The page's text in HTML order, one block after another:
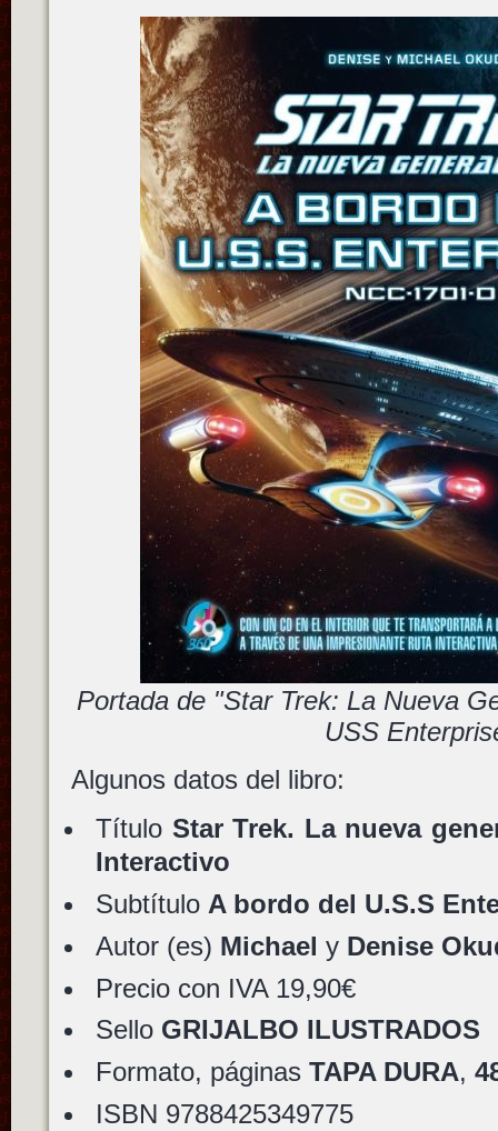
Portada de "Star Trek: La Nueva
USS
Algunos datos del libro:
Título Star Trek. La nueva
Interactivo
Subtítulo A bordo del U.S.S
Autor (es) Michael y Denise
Precio con IVA 19,90€
Sello GRIJALBO ILUSTRADOS
Formato, páginasTAPA DURA,
ISBN 9788425349775